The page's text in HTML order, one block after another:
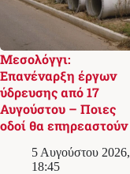
Μεσολόγγι:
Επανέναρξη έργων
ύδρευσης από 17
Αυγούστου – Ποιες
οδοί θα επηρεαστούν
5 Αυγούστου 2026,
18:45